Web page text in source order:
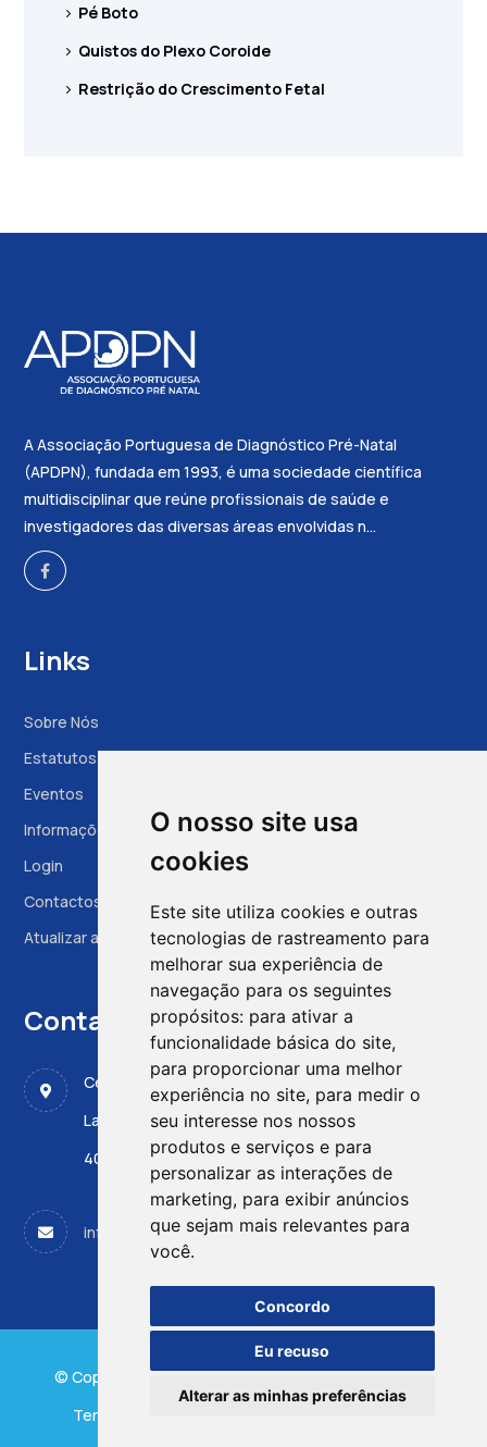
O nosso site usa
cookies
Este site utiliza cookies e outras
tecnologias de rastreamento para
melhorar sua experiência de
navegação para os seguintes
propósitos: para ativar a
funcionalidade básica do site,
para proporcionar uma melhor
experiência no site, para medir o
seu interesse nos nossos
produtos e serviços e para
personalizar as interações de
marketing, para exibir anúncios
que sejam mais relevantes para
você.
Concordo
Eu recuso
Alterar as minhas preferências
Pé Boto
Quistos do Plexo Coroide
Restrição do Crescimento Fetal
A Associação Portuguesa de Diagnóstico Pré-Natal
(APDPN), fundada em 1993, é uma sociedade científica
multidisciplinar que reúne profissionais de saúde e
investigadores das diversas áreas envolvidas n...
Links
Sobre Nós
Estatutos
Eventos
Informações à Grávida
Login
Contactos
Atualizar as preferências das cookies
Contactos
Centro de Medicina Fetal, CMIN - ULS Santo António
Largo da Maternidade de Júlio Dinis 45
4050-651 PORTO
info@apdpn.com
© Copyright 2025 - APDPN - Powered byTRIGÉNIUS
Termos e Condições